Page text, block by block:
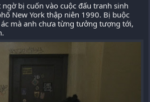
bị cuốn vào cuộc đấu tranh sinh
New York thập niên 1990. Bị buộc
mà anh chưa từng tưởng tượng tới,